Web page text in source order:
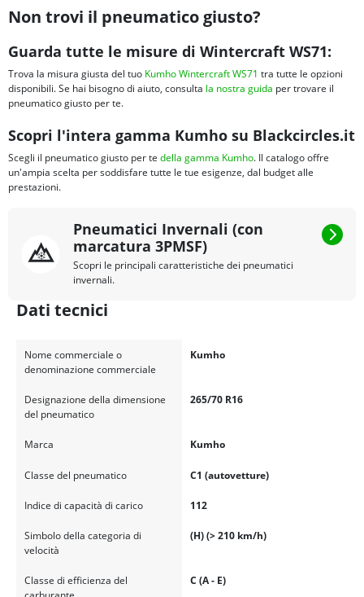
Non trovi il pneumatico giusto?
Guarda tutte le misure di Wintercraft WS71:
Trova la misura giusta del tuo Kumho Wintercraft WS71 tra tutte le opzioni
disponibili. Se hai bisogno di aiuto, consulta la nostra guida per trovare il
pneumatico giusto per te.
Scopri l'intera gamma Kumho su Blackcircles.it
Scegli il pneumatico giusto per te della gamma Kumho. Il catalogo offre
un'ampia scelta per soddisfare tutte le tue esigenze, dal budget alle
prestazioni.
Pneumatici Invernali (con
marcatura 3PMSF)
Scopri le principali caratteristiche dei pneumatici
invernali.
Dati tecnici
Nome commerciale o
denominazione commerciale
Kumho
Designazione della dimensione
del pneumatico
265/70 R16
Marca Kumho
Classe del pneumatico C1 (autovetture)
Indice di capacità di carico 112
Simbolo della categoria di
velocità
(H) (> 210 km/h)
Classe di efficienza del
C (A - E)